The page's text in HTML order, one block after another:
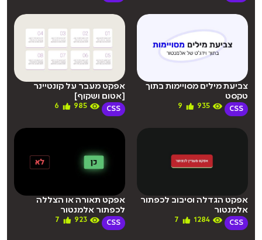
צביעת מילים מסויימות בתוך
טקסט
CSS
935
9
אפקט מעבר על קונטיינר
[אטום ושקוף]
CSS
985
6
אפקט הגדלה וסיבוב לכפתור
אלמנטור
CSS
1284
7
אפקט תאורה או הצללה
לכפתור אלמנטור
CSS
923
7